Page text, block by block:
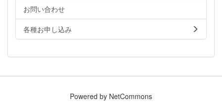
お問い合わせ
各種お申し込み
Powered by NetCommons